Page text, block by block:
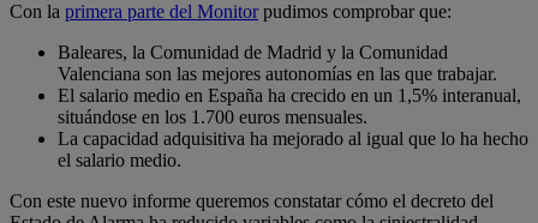
Con la primera parte del Monitorpudimos comprobar que:
Baleares, la Comunidad de Madrid y la Comunidad
Valenciana son las mejores autonomías en las que trabajar.
El salario medio en España ha crecido en un 1,5% interanual,
situándose en los 1.700 euros mensuales.
La capacidad adquisitiva ha mejorado al igual que lo ha hecho
el salario medio.
Con este nuevo informe queremos constatar cómo el decreto del